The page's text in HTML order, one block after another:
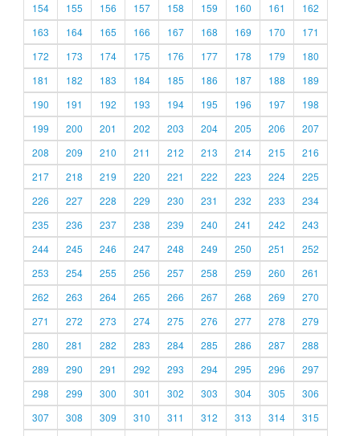
154
155 156 157 158 159 160 161
162
163
164 165 166 167 168 169 170
171
172
173 174 175 176 177 178 179
180
181
182 183 184 185 186 187 188
189
190
191 192 193 194 195 196 197
198
199
200 201 202 203 204 205 206
207
208
209 210 211 212 213 214 215
216
217
218 219 220 221 222 223 224
225
226
227 228 229 230 231 232 233
234
235
236 237 238 239 240 241 242
243
244
245 246 247 248 249 250 251
252
253
254 255 256 257 258 259 260
261
262
263 264 265 266 267 268 269
270
271
272 273 274 275 276 277 278
279
280
281 282 283 284 285 286 287
288
289
290 291 292 293 294 295 296
297
298
299 300 301 302 303 304 305
306
307
308 309 310 311 312 313 314
315